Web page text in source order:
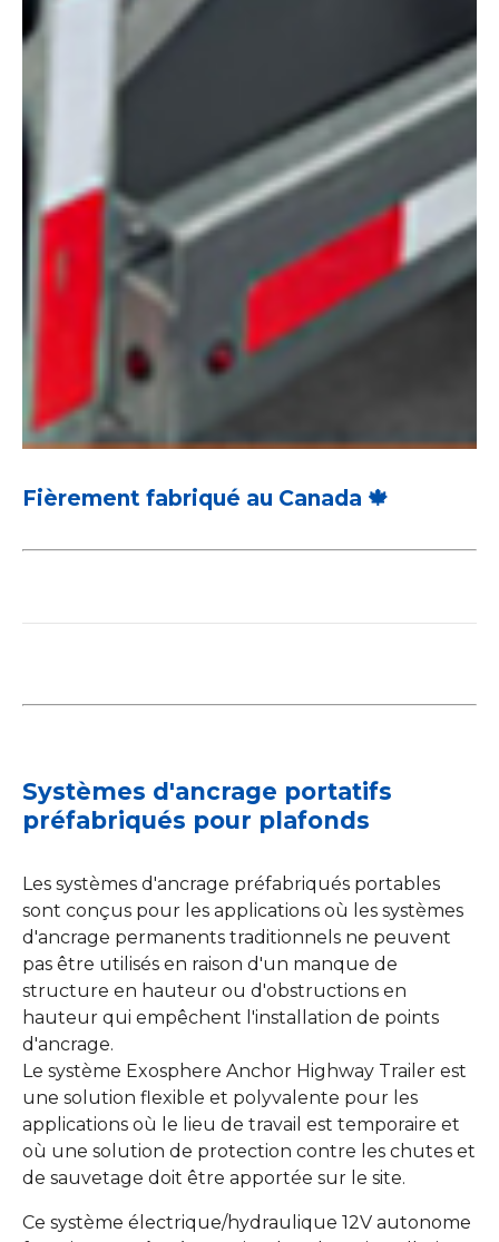
Fièrement fabriqué au Canada 🍁
Systèmes d'ancrage portatifs
préfabriqués pour plafonds
Les systèmes d'ancrage préfabriqués portables
sont conçus pour les applications où les systèmes
d'ancrage permanents traditionnels ne peuvent
pas être utilisés en raison d'un manque de
structure en hauteur ou d'obstructions en
hauteur qui empêchent l'installation de points
d'ancrage.
Le système Exosphere Anchor Highway Trailer est
une solution flexible et polyvalente pour les
applications où le lieu de travail est temporaire et
où une solution de protection contre les chutes et
de sauvetage doit être apportée sur le site.
Ce système électrique/hydraulique 12V autonome